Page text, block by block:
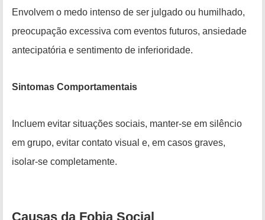
Envolvem o medo intenso de ser julgado ou humilhado,
preocupação excessiva com eventos futuros, ansiedade
antecipatória e sentimento de inferioridade.
Sintomas Comportamentais
Incluem evitar situações sociais, manter-se em silêncio
em grupo, evitar contato visual e, em casos graves,
isolar-se completamente.
Causas da Fobia Social